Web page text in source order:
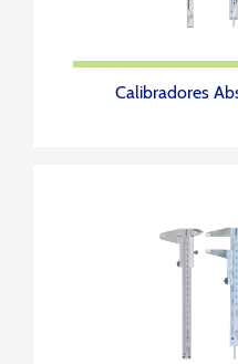
Calibradores